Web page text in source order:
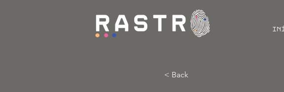
< Back